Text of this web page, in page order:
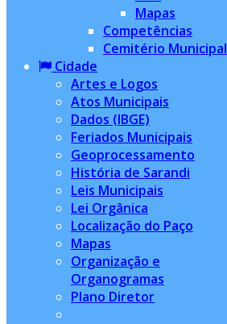
Mapas
Competências
Cemitério Municipal
Cidade
Artes e Logos
Atos Municipais
Dados (IBGE)
Feriados Municipais
Geoprocessamento
História de Sarandi
Leis Municipais
Lei Orgânica
Localização do Paço
Mapas
Organização e
Organogramas
Plano Diretor